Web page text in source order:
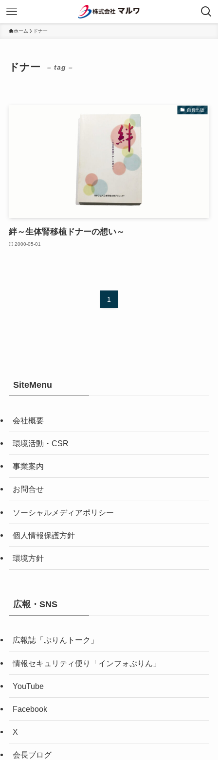
ホーム ドナー
ドナー – tag –
自費出版
絆～生体腎移植ドナーの想い～
2000-05-01
1
SiteMenu
会社概要
環境活動・CSR
事業案内
お問合せ
ソーシャルメディアポリシー
個人情報保護方針
環境方針
広報・SNS
広報誌「ぷりんトーク」
情報セキュリティ便り「インフォぷりん」
YouTube
Facebook
X
会長ブログ